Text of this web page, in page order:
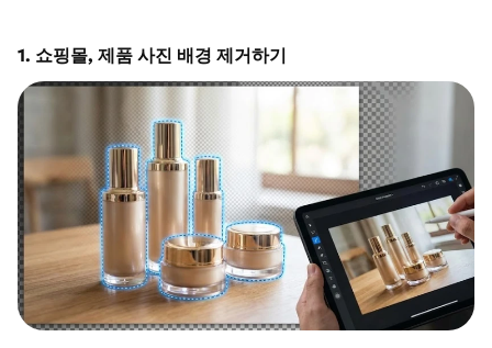
1. 쇼핑몰, 제품 사진 배경 제거하기